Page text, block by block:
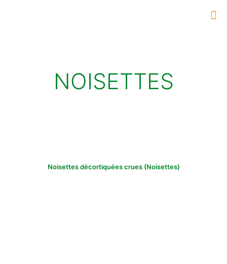
NOISETTES
Noisettes décortiquées crues (Noisettes)